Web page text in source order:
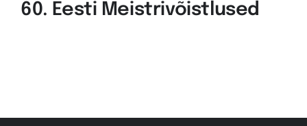
60. Eesti Meistrivõistlused